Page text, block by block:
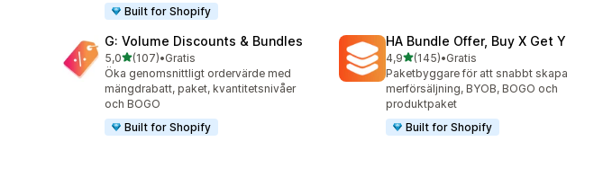
Built for Shopify
G: Volume Discounts & Bundles
5,0av 5 stjärnor
(107)
107 recensioner totalt
•Gratis
Öka genomsnittligt ordervärde med
mängdrabatt, paket, kvantitetsnivåer
och BOGO
Built for Shopify
HA Bundle Offer, Buy X Get Y
4,9av 5 stjärnor
(145)
145 recensioner totalt
•Gratis
Paketbyggare för att snabbt skapa
merförsäljning, BYOB, BOGO och
produktpaket
Built for Shopify